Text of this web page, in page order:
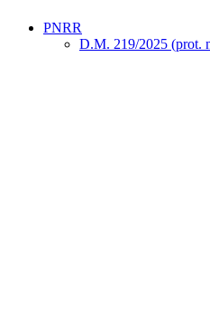
PNRR
D.M. 219/2025 (prot.